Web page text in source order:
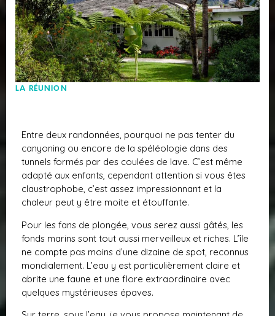
LA RÉUNION
Entre deux randonnées, pourquoi ne pas tenter du
canyoning ou encore de la spéléologie dans des
tunnels formés par des coulées de lave. C’est même
adapté aux enfants, cependant attention si vous êtes
claustrophobe, c’est assez impressionnant et la
chaleur peut y être moite et étouffante.
Pour les fans de plongée, vous serez aussi gâtés, les
fonds marins sont tout aussi merveilleux et riches. L’île
ne compte pas moins d’une dizaine de spot, reconnus
mondialement. L’eau y est particulièrement claire et
abrite une faune et une flore extraordinaire avec
quelques mystérieuses épaves.